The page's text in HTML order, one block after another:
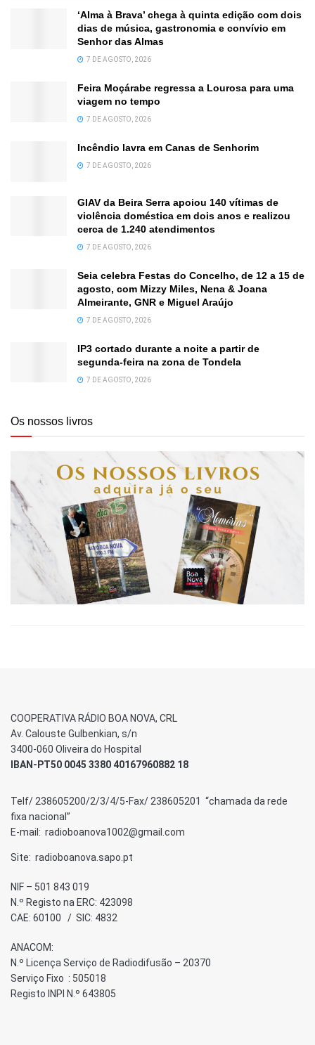
‘Alma à Brava’ chega à quinta edição com dois
dias de música, gastronomia e convívio em
Senhor das Almas
7 DE AGOSTO, 2026
Feira Moçárabe regressa a Lourosa para uma
viagem no tempo
7 DE AGOSTO, 2026
Incêndio lavra em Canas de Senhorim
7 DE AGOSTO, 2026
GIAV da Beira Serra apoiou 140 vítimas de
violência doméstica em dois anos e realizou
cerca de 1.240 atendimentos
7 DE AGOSTO, 2026
Seia celebra Festas do Concelho, de 12 a 15 de
agosto, com Mizzy Miles, Nena & Joana
Almeirante, GNR e Miguel Araújo
7 DE AGOSTO, 2026
IP3 cortado durante a noite a partir de
segunda-feira na zona de Tondela
7 DE AGOSTO, 2026
Os nossos livros
COOPERATIVA RÁDIO BOA NOVA, CRL
Av. Calouste Gulbenkian, s/n
3400-060 Oliveira do Hospital
IBAN-PT50 0045 3380 40167960882 18
Telf/ 238605200/2/3/4/5-Fax/ 238605201 “chamada da rede
fixa nacional”
E-mail: radioboanova1002@gmail.com
Site: radioboanova.sapo.pt
NIF – 501 843 019
N.º Registo na ERC: 423098
CAE: 60100 / SIC: 4832
ANACOM:
N.º Licença Serviço de Radiodifusão – 20370
Serviço Fixo : 505018
Registo INPI N.º 643805